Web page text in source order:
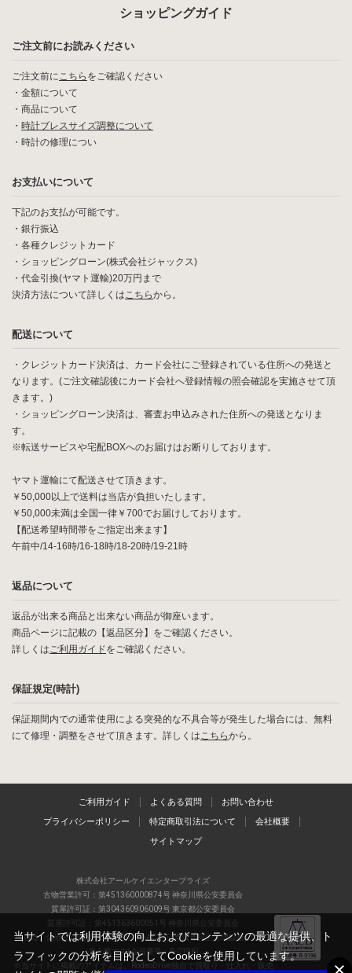
ショッピングガイド
ご注文前にお読みください
ご注文前にこちら をご確認ください
・ 金額について
・ 商品について
・ 時計ブレスサイズ調整について
・ 時計の修理につい
お支払いについて
下記のお支払が可能です。
・銀行振込
・各種クレジットカード
・ショッピングローン(株式会社ジャックス)
・代金引換(ヤマト運輸)20万円まで
決済方法について詳しくはこちらから。
配送について
・クレジットカード決済は、カード会社にご登録されている住所への発送と
なります。(ご注文確認後にカード会社へ登録情報の照会確認を実施させて頂
きます。)
・ショッピングローン決済は、審査お申込みされた住所への発送となりま
す。
※転送サービスや宅配BOXへのお届けはお断りしております。
ヤマト運輸にて配送させて頂きます。
￥50,000以上で送料は当店が負担いたします。
￥50,000未満は全国一律￥700でお届けしております。
【配送希望時間帯をご指定出来ます】
午前中/14-16時/16-18時/18-20時/19-21時
返品について
返品が出来る商品と出来ない商品が御座います。
商品ページに記載の【返品区分】をご確認ください。
詳しくはご利用ガイドをご確認ください。
保証規定(時計)
保証期間内での通常使用による突発的な不具合等が発生した場合には、無料
にて修理・調整をさせて頂きます。詳しくはこちらから。
ご利用ガイド よくある質問 お問い合わせ
プライバシーポリシー 特定商取引法について 会社概要
サイトマップ
株式会社アールケイエンタープライズ
古物営業許可：第451360000874号 神奈川県公安委員会
質屋許可証：第304360906009号 東京都公安委員会
質屋許可証：第451363600051号 神奈川県公安委員会
当店は、偽造品の流通防止を目指すAACD(日本流通自主管理協会)の正会
員企業です(会員番号：R-0196)
※当サイトに掲載のアイテムは、RodeoDrive独自で買取り・仕入れ・販売
当サイトでは利用体験の向上およびコンテンツの最適な提供、ト
ラフィックの分析を目的としてCookieを使用しています。